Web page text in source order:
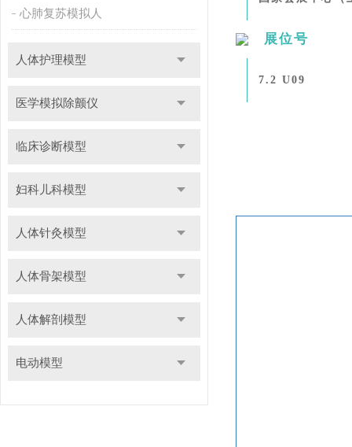
心肺复苏模拟人
人体护理模型
医学模拟除颤仪
临床诊断模型
妇科儿科模型
人体针灸模型
人体骨架模型
人体解剖模型
电动模型
展位号
7.2 U09